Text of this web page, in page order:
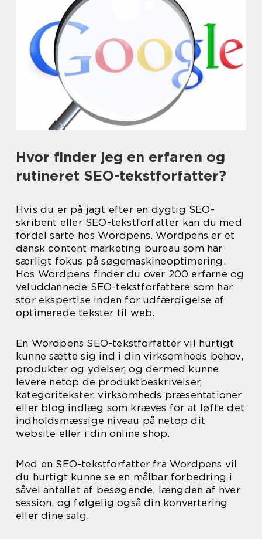
Hvor finder jeg en erfaren og
rutineret SEO-tekstforfatter?
Hvis du er på jagt efter en dygtig SEO-
skribent eller SEO-tekstforfatter kan du med
fordel sarte hos Wordpens. Wordpens er et
dansk content marketing bureau som har
særligt fokus på søgemaskineoptimering.
Hos Wordpens finder du over 200 erfarne og
veluddannede SEO-tekstforfattere som har
stor ekspertise inden for udfærdigelse af
optimerede tekster til web.
En Wordpens SEO-tekstforfatter vil hurtigt
kunne sætte sig ind i din virksomheds behov,
produkter og ydelser, og dermed kunne
levere netop de produktbeskrivelser,
kategoritekster, virksomheds præsentationer
eller blog indlæg som kræves for at løfte det
indholdsmæssige niveau på netop dit
website eller i din online shop.
Med en SEO-tekstforfatter fra Wordpens vil
du hurtigt kunne se en målbar forbedring i
såvel antallet af besøgende, længden af hver
session, og følgelig også din konvertering
eller dine salg.